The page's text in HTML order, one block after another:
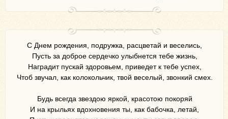
С Днем рождения, подружка, расцветай и веселись,
Пусть за доброе сердечко улыбнется тебе жизнь,
Наградит пускай здоровьем, приведет к тебе успех,
Чтоб звучал, как колокольчик, твой веселый, звонкий смех.
Будь всегда звездою яркой, красотою покоряй
И на крыльях вдохновения ты, как бабочка, летай,